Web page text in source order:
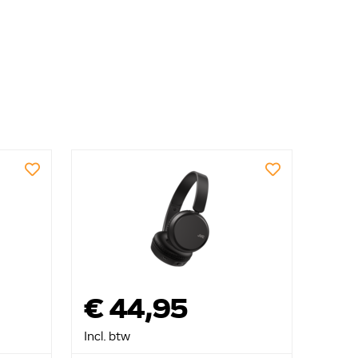
€ 44,95
Incl. btw